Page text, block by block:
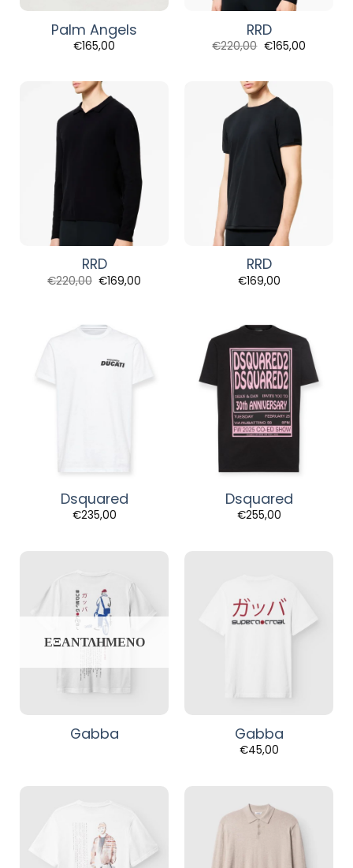
Palm Angels
€165,00
RRD
€220,00 Original
price
€165,00Η
RRD
€220,00 Original
price
€169,00
RRD
€169,00
Dsquared
€235,00
Dsquared
€255,00
ΕΞΑΝΤΛΗΜΈΝΟ
Gabba Gabba
€45,00